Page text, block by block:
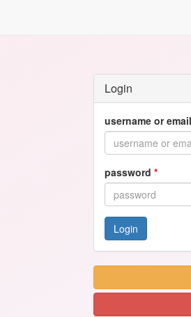
Login
username or email
password *
Login